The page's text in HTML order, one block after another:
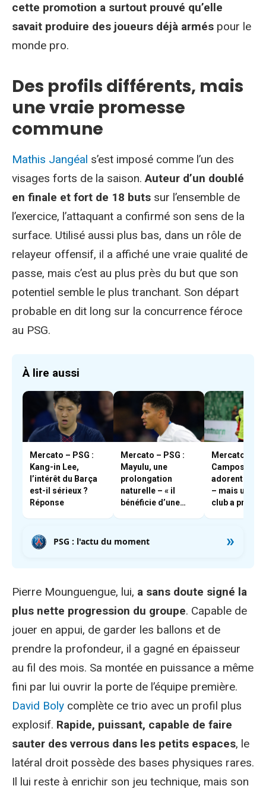
cette promotion a surtout prouvé qu’elle
savait produire des joueurs déjà armés pour le
monde pro.
Des profils différents, mais
une vraie promesse
commune
Mathis Jangéal s’est imposé comme l’un des
visages forts de la saison.Auteur d’un doublé
en finale et fort de 18 buts sur l’ensemble de
l’exercice, l’attaquant a confirmé son sens de la
surface. Utilisé aussi plus bas, dans un rôle de
relayeur offensif, il a affiché une vraie qualité de
passe, mais c’est au plus près du but que son
potentiel semble le plus tranchant. Son départ
probable en dit long sur la concurrence féroce
au PSG.
À lire aussi
Mercato – PSG :
Kang-in Lee,
l’intérêt du Barça
est-il sérieux ?
Réponse
Mercato – PSG :
Mayulu, une
prolongation
naturelle – « il
bénéficie d’une
Mercato –
Campos et
adorent
– mais un
club a pris les
PSG : l'actu du moment »
Pierre Mounguengue, lui, a sans doute signé la
plus nette progression du groupe. Capable de
jouer en appui, de garder les ballons et de
prendre la profondeur, il a gagné en épaisseur
au fil des mois. Sa montée en puissance a même
fini par lui ouvrir la porte de l’équipe première.
David Boly complète ce trio avec un profil plus
explosif. Rapide, puissant, capable de faire
sauter des verrous dans les petits espaces, le
latéral droit possède des bases physiques rares.
Il lui reste à enrichir son jeu technique, mais son